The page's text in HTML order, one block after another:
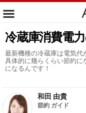
冷蔵庫消費電力
最新機種の冷蔵庫は電気代
具体的に幾らくらい節約に
になるんです！
和田 由貴
節約 ガイド